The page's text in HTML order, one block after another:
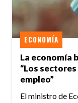
La economía
“Los
empleo”
ECONOMÍA
El ministro de